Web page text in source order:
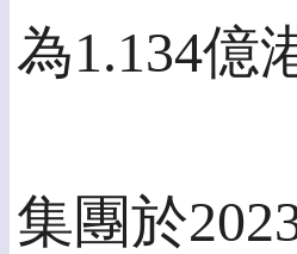
為1.134億
集團於